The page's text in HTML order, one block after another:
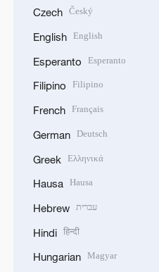
Czech Český
English English
Esperanto Esperanto
Filipino Filipino
French Français
German Deutsch
Greek Ελληνικά
Hausa Hausa
Hebrew עברית
Hindi हिन्दी
Hungarian Magyar